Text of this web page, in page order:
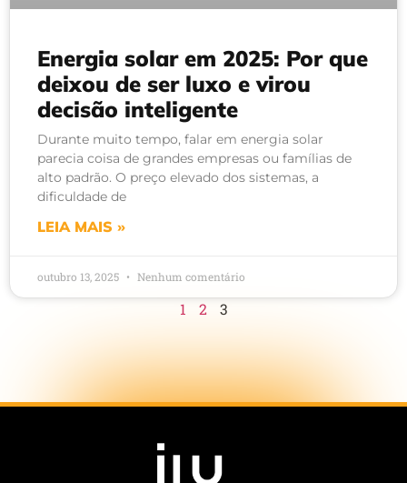
Energia solar em 2025: Por que
deixou de ser luxo e virou
decisão inteligente
Durante muito tempo, falar em energia solar
parecia coisa de grandes empresas ou famílias de
alto padrão. O preço elevado dos sistemas, a
dificuldade de
LEIA MAIS »
outubro 13, 2025 Nenhum comentário
1 2 3